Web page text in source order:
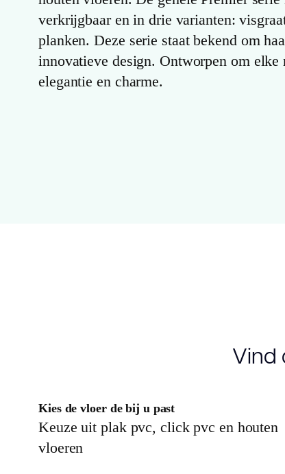
verkrijgbaar en in drie varianten:
planken. Deze serie staat bekend om
innovatieve design. Ontworpen om elke
elegantie en charme.
Vind
Kies de vloer de bij u past
Keuze uit plak pvc, click pvc en houten
vloeren